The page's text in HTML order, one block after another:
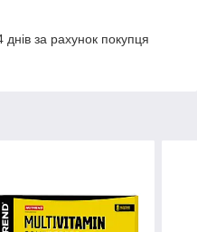
за рахунок покупця